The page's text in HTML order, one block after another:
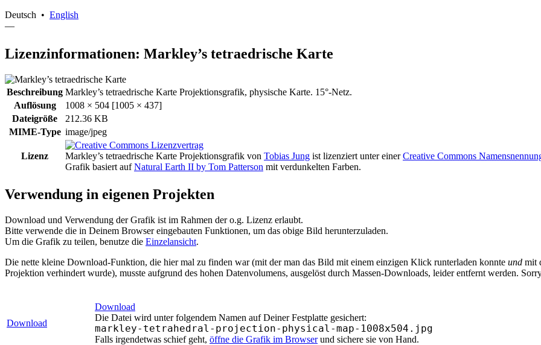
Deutsch • English
—
Lizenzinformationen: Markley’s tetraedrische Karte
Beschreibung Markley’s tetraedrische Karte Projektionsgrafik, physische Karte. 15°-Netz.
Auflösung
1008 × 504 [1005 × 437]
Dateigröße
212.36 KB
MIME-Type image/jpeg
Lizenz Markley’s tetraedrische Karte Projektionsgrafik von Tobias Jung ist lizenziert unter einerCreative Commons
Grafik basiert aufNatural Earth II by Tom Patterson mit verdunkelten Farben.
Verwendung in eigenen Projekten
Download und Verwendung der Grafik ist im Rahmen der o.g. Lizenz erlaubt.
Bitte verwende die in Deinem Browser eingebauten Funktionen, um das obige Bild herunterzuladen.
Um die Grafik zu teilen, benutze die Einzelansicht.
Die nette kleine Download-Funktion, die hier mal zu finden war (mit der man das Bild mit einem einzigen Klick runterladen konnte und mit
Projektion verhindert wurde), musste aufgrund des hohen Datenvolumens, ausgelöst durch Massen-Downloads, leider entfernt werden.
Download
Download
Die Datei wird unter folgendem Namen auf Deiner Festplatte gesichert:
markley-tetrahedral-projection-physical-map-1008x504.jpg
Falls irgendetwas schief geht, öffne die Grafik im Browserund sichere sie von Hand.